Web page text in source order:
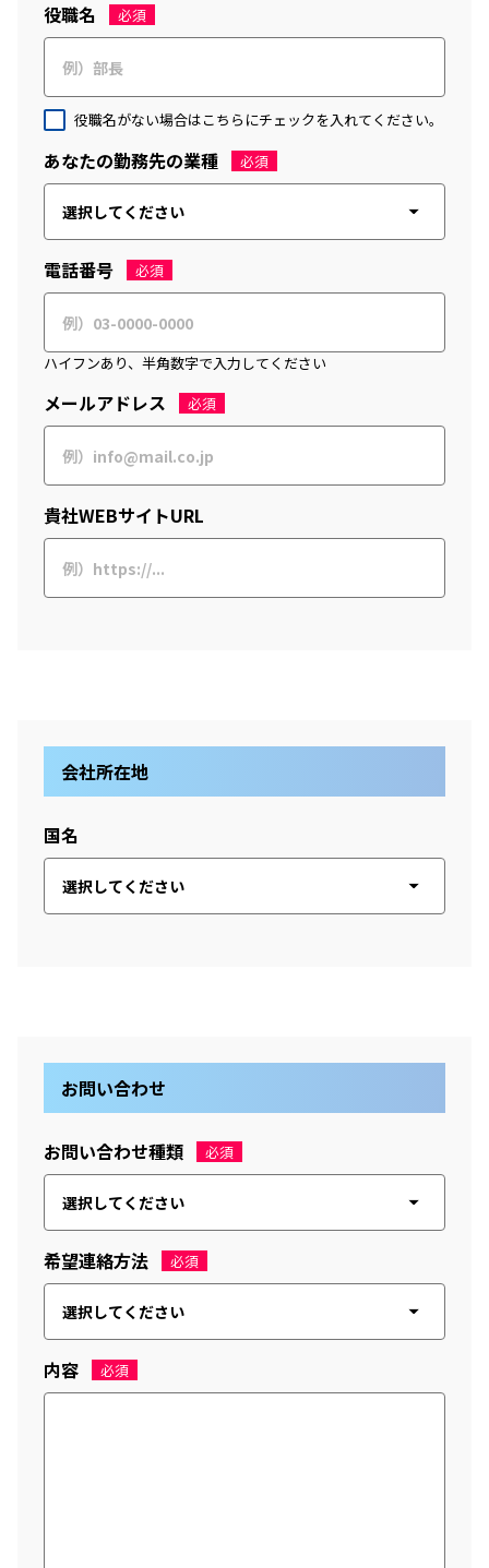
役職名 必須
役職名がない場合はこちらにチェックを入れてください。
あなたの勤務先の業種 必須
電話番号 必須
ハイフンあり、半角数字で入力してください
メールアドレス 必須
貴社WEBサイトURL
会社所在地
国名
お問い合わせ
お問い合わせ種類 必須
希望連絡方法 必須
内容 必須